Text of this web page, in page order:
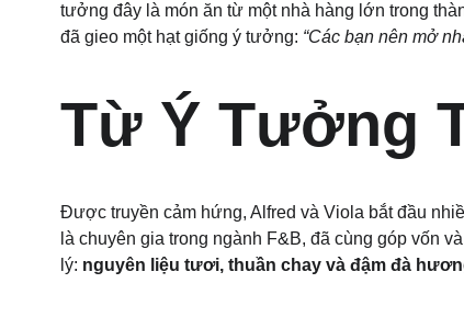
tưởng đây là món ăn từ một nhà hàng lớn trong
đã gieo một hạt giống ý tưởng: “Các bạn nên mở
Từ Ý Tưởng
Được truyền cảm hứng, Alfred và Viola bắt đầu
là chuyên gia trong ngành F&B, đã cùng góp vốn
lý: nguyên liệu tươi, thuần chay và đậm đà